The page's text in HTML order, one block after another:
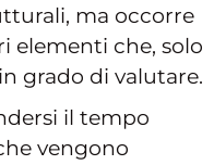
ma occorre
elementi che, solo
grado di valutare.
il tempo
vengono